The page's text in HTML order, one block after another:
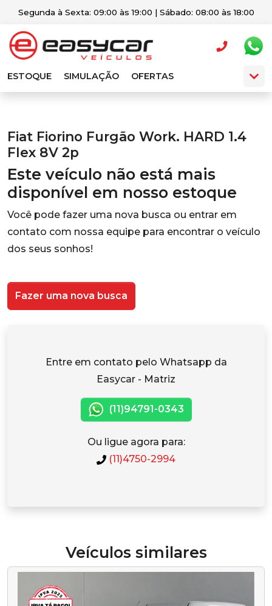
Segunda à Sexta: 09:00 às 19:00 | Sábado: 08:00 às 18:00
ESTOQUE SIMULAÇÃO OFERTAS
Fiat Fiorino Furgão Work. HARD 1.4
Flex 8V 2p
Este veículo não está mais
disponível em nosso estoque
Você pode fazer uma nova busca ou entrar em
contato com nossa equipe para encontrar o veículo
dos seus sonhos!
Fazer uma nova busca
Entre em contato pelo Whatsapp da
Easycar - Matriz
(11)94791-0343
Ou ligue agora para:
(11)4750-2994
Veículos similares